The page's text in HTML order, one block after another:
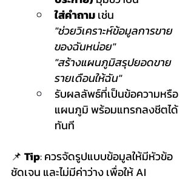
ใส่คำถาม เช่น
"ช่วยวิเคราะห์ข้อมูลการขาย
ของฉันหน่อย"
"สร้างแผนภูมิสรุปยอดขาย
รายเดือนให้ฉัน"
รับผลลัพธ์ที่เป็นข้อความหรือ
แผนภูมิ พร้อมแทรกลงชีตได้
ทันที
📌 Tip: ควรจัดรูปแบบข้อมูลให้มีหัวข้อ
ชัดเจน และไม่มีค่าว่าง เพื่อให้ AI